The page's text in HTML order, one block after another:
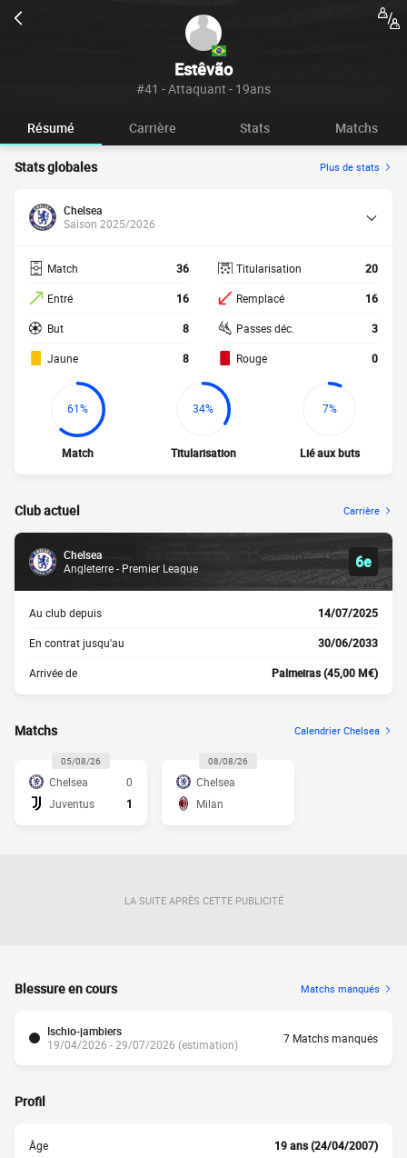
Estêvão
#41 - Attaquant - 19ans
Résumé Carrière Stats Matchs
Stats globales Plus de stats
Chelsea
Saison 2025/2026
Match 36
Entré 16
But 8
Jaune 8
Titularisation 20
Remplacé 16
Passes déc. 3
Rouge 0
61%
Match
34%
Titularisation
7%
Lié aux buts
Club actuel Carrière
Chelsea
Angleterre - Premier League
6e
Au club depuis 14/07/2025
En contrat jusqu'au 30/06/2033
Arrivée de Palmeiras (45,00 M€)
Matchs Calendrier Chelsea
05/08/26
Chelsea
0
Juventus
1
08/08/26
Chelsea
Milan
LA SUITE APRÈS CETTE PUBLICITÉ
Blessure en cours Matchs manqués
Ischio-jambiers
19/04/2026 - 29/07/2026 (estimation)
7 Matchs manqués
Profil
Âge 19 ans (24/04/2007)